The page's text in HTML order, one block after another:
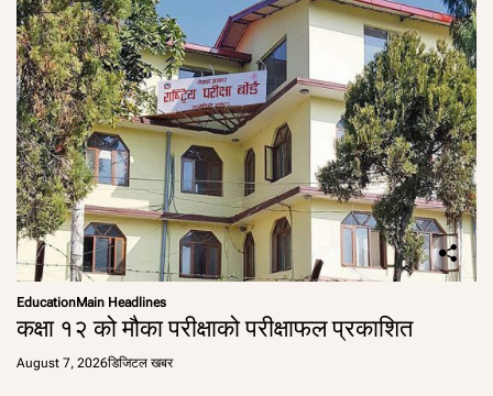
EducationMain Headlines
कक्षा १२ को मौका परीक्षाको परीक्षाफल प्रकाशित
August 7, 2026डिजिटल खबर